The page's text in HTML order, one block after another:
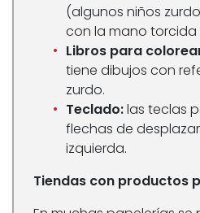
(algunos niños
con la mano
Libros para
tiene dibujos con
zurdo.
Teclado:las teclas
flechas de
izquierda.
Tiendas con productos